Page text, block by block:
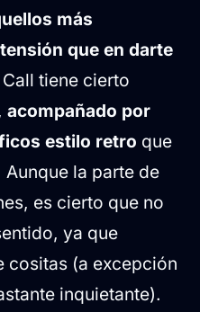
más
que en darte
tiene cierto
acompañado por
estilo retro que
la parte de
es cierto que no
ya que
cositas (a excepción
inquietante).